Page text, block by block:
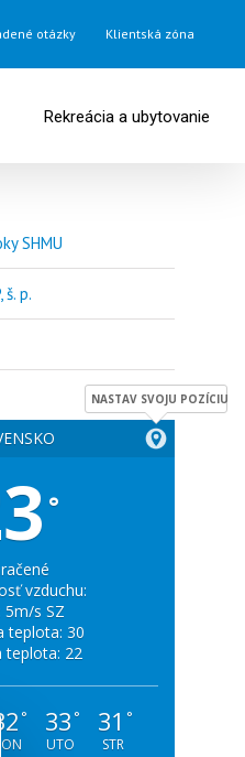
otázky Klientská zóna
Rekreácia a ubytovanie
SHMU
p.
NASTAV SVOJU POZÍCIU
°
vzduchu:
5m/s SZ
teplota: 30
teplota: 22
°
PON
33 °
UTO
31 °
STR